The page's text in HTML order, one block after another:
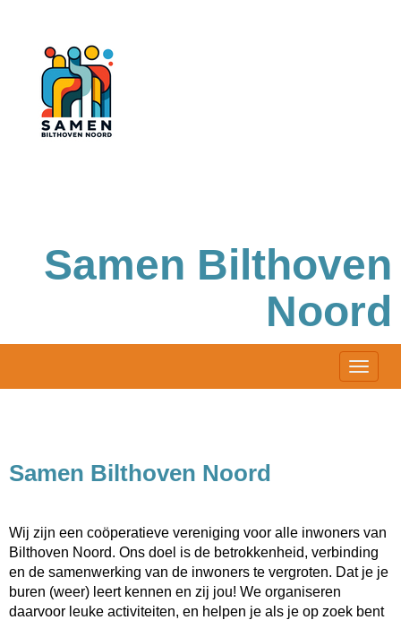
Samen Bilthoven
Noord
Samen Bilthoven Noord
Wij zijn een coöperatieve vereniging voor alle inwoners van
Bilthoven Noord. Ons doel is de betrokkenheid, verbinding
en de samenwerking van de inwoners te vergroten. Dat je je
buren (weer) leert kennen en zij jou! We organiseren
daarvoor leuke activiteiten, en helpen je als je op zoek bent